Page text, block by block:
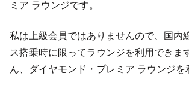
ミア ラウンジです。
私は上級会員ではありませんので、国内
ス搭乗時に限ってラウンジを利用できま
ん、ダイヤモンド・プレミア ラウンジを